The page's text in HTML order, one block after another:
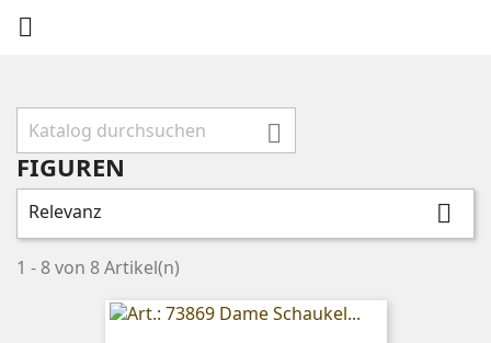


FIGUREN
Relevanz 
1 - 8 von 8 Artikel(n)